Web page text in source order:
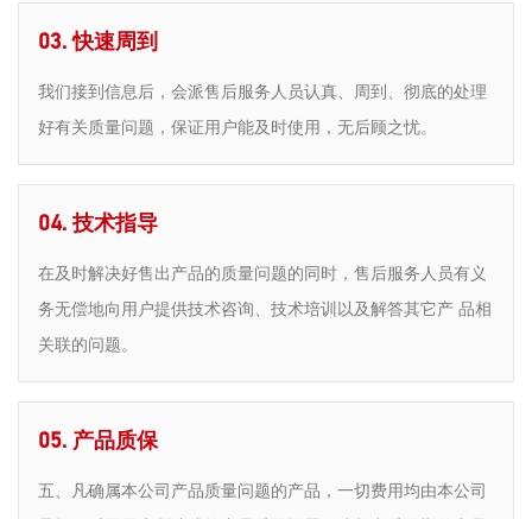
03. 快速周到
我们接到信息后，会派售后服务人员认真、周到、彻底的处理
好有关质量问题，保证用户能及时使用，无后顾之忧。
04. 技术指导
在及时解决好售出产品的质量问题的同时，售后服务人员有义
务无偿地向用户提供技术咨询、技术培训以及解答其它产 品相
关联的问题。
05. 产品质保
五、凡确属本公司产品质量问题的产品，一切费用均由本公司